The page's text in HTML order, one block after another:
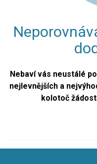
Nebaví vás neustálé
nejlevnějších a
kolotoč